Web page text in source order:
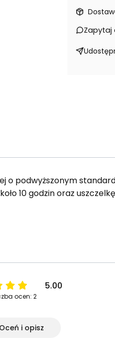
Zapytaj
o podwyższonym
10 godzin oraz
5.00
ocen: 2
Oceń i opisz